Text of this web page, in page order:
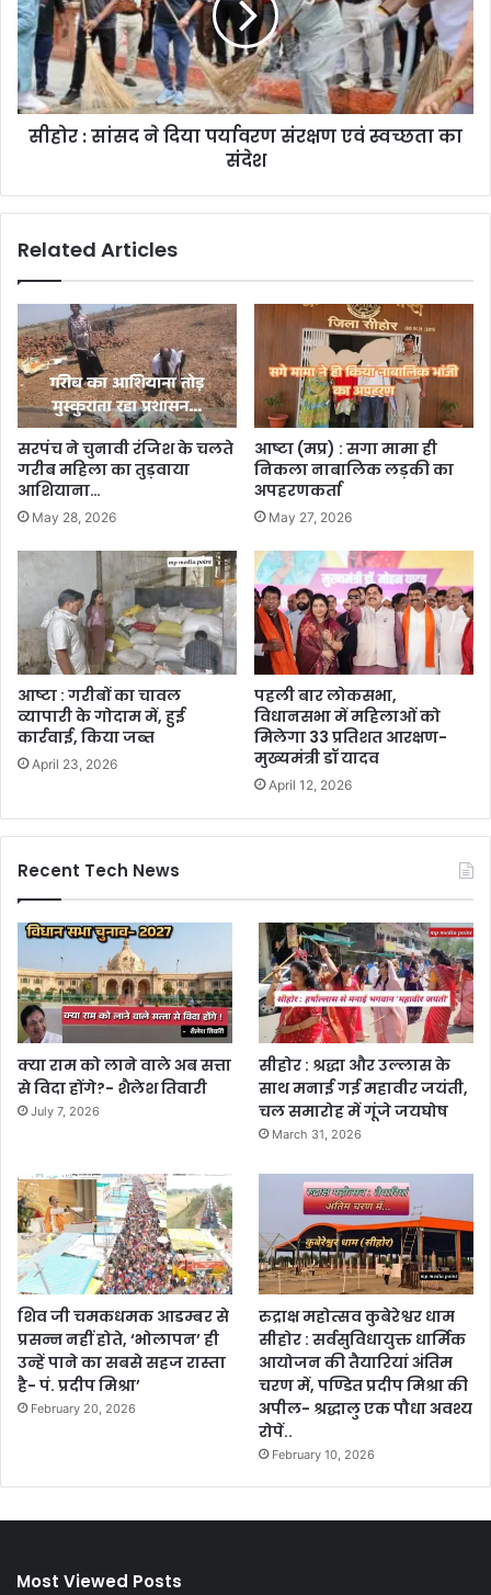
सीहोर : सांसद ने दिया पर्यावरण संरक्षण एवं स्वच्छता का
संदेश
Related Articles
सरपंच ने चुनावी रंजिश के चलते
गरीब महिला का तुड़वाया
आशियाना…
May 28, 2026
आष्टा (मप्र) : सगा मामा ही
निकला नाबालिक लड़की का
अपहरणकर्ता
May 27, 2026
आष्टा : गरीबों का चावल
व्यापारी के गोदाम में, हुई
कार्रवाई, किया जब्त
April 23, 2026
पहली बार लोकसभा,
विधानसभा में महिलाओं को
मिलेगा 33 प्रतिशत आरक्षण-
मुख्यमंत्री डॉ यादव
April 12, 2026
Recent Tech News
क्या राम को लाने वाले अब सत्ता
से विदा होंगे?- शैलेश तिवारी
July 7, 2026
सीहोर : श्रद्धा और उल्लास के
साथ मनाई गई महावीर जयंती,
चल समारोह में गूंजे जयघोष
March 31, 2026
शिव जी चमकधमक आडम्बर से
प्रसन्न नहीं होते, ‘भोलापन’ ही
उन्हें पाने का सबसे सहज रास्ता
है- पं. प्रदीप मिश्रा’
February 20, 2026
रुद्राक्ष महोत्सव कुबेरेश्वर धाम
सीहोर : सर्वसुविधायुक्त धार्मिक
आयोजन की तैयारियां अंतिम
चरण में, पण्डित प्रदीप मिश्रा की
अपील- श्रद्धालु एक पौधा अवश्य
रोपें..
February 10, 2026
Most Viewed Posts